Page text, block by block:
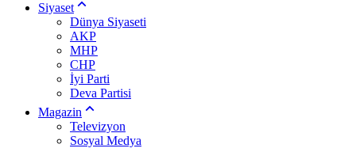
Siyaset
Dünya Siyaseti
AKP
MHP
CHP
İyi Parti
Deva Partisi
Magazin
Televizyon
Sosyal Medya